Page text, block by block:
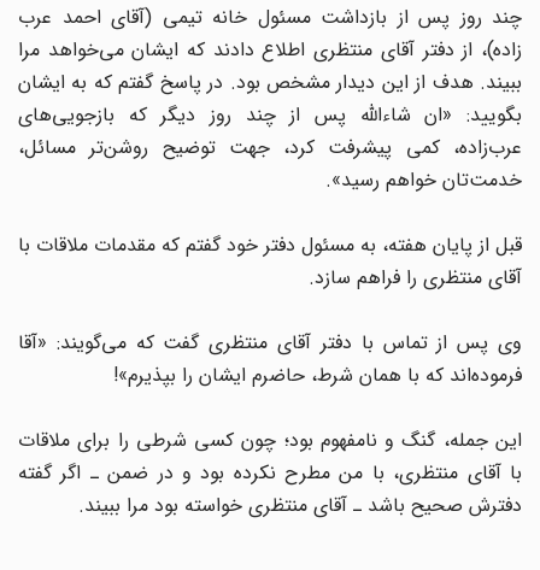
چند روز پس از بازداشت مسئول خانه تیمی (آقای احمد عرب
زاده)، از دفتر آقای منتظری اطلاع دادند که ایشان می‌خواهد مرا
ببیند. هدف از این دیدار مشخص بود. در پاسخ گفتم که به ایشان
بگویید: «ان شاءالله پس از چند روز دیگر که بازجویی‌های
عرب‌زاده، کمی پیشرفت کرد، جهت توضیح روشن‌تر مسائل،
خدمت‌تان خواهم رسید».
قبل از پایان هفته، به مسئول دفتر خود گفتم که مقدمات ملاقات با
آقای منتظری را فراهم سازد.
وی پس از تماس با دفتر آقای منتظری گفت که می‌گویند: «آقا
فرموده‌اند که با همان شرط، حاضرم ایشان را بپذیرم»!
این جمله، گنگ و نامفهوم بود؛ چون کسی شرطی را برای ملاقات
با آقای منتظری، با من مطرح نکرده بود و در ضمن ـ اگر گفته
دفترش صحیح باشد ـ آقای منتظری خواسته بود مرا ببیند.